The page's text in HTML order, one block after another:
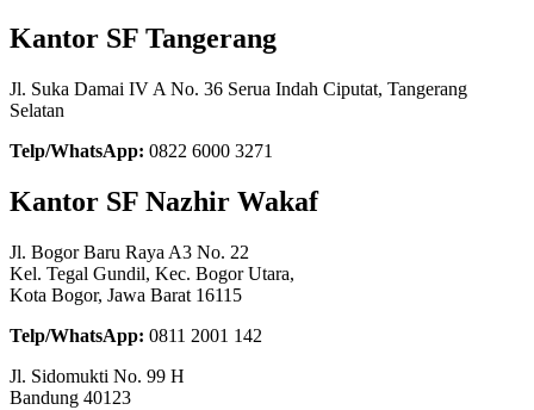
Kantor SF Tangerang
Jl. Suka Damai IV A No. 36 Serua Indah Ciputat, Tangerang
Selatan
Telp/WhatsApp: 0822 6000 3271
Kantor SF Nazhir Wakaf
Jl. Bogor Baru Raya A3 No. 22
Kel. Tegal Gundil, Kec. Bogor Utara,
Kota Bogor, Jawa Barat 16115
Telp/WhatsApp: 0811 2001 142
Jl. Sidomukti No. 99 H
Bandung 40123